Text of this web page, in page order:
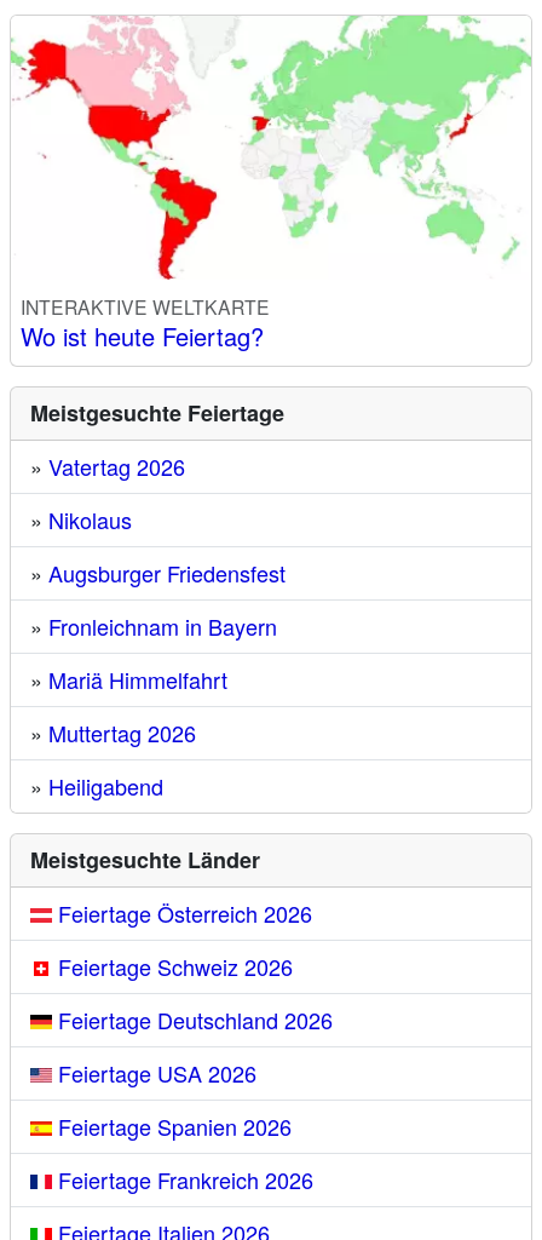
INTERAKTIVE WELTKARTE
Wo ist heute Feiertag?
Meistgesuchte Feiertage
» Vatertag 2026
» Nikolaus
» Augsburger Friedensfest
» Fronleichnam in Bayern
» Mariä Himmelfahrt
» Muttertag 2026
» Heiligabend
Meistgesuchte Länder
Feiertage Österreich 2026
Feiertage Schweiz 2026
Feiertage Deutschland 2026
Feiertage USA 2026
Feiertage Spanien 2026
Feiertage Frankreich 2026
Feiertage Italien 2026